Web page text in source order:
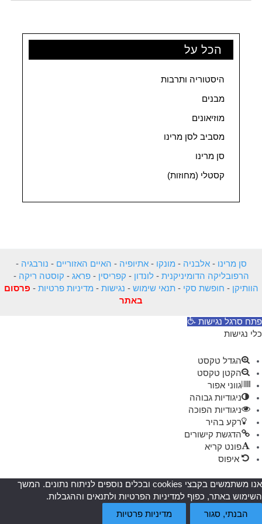
הכל על
היסטוריה ותרבות
מבנים
מוזיאונים
מסביב לסן מרינו
סן מרינו
קסטלי (מחוזות)
סן מרינו -אלבניה - מונקו -אתיופיה - האיים האזוריים - נורבגיה -
הרפובליקה הדומיניקנית -לונדון - קפריסין -פראג - קוסטה ריקה -
הוותיקן - חופשת סקי -תנאי שימוש - נגישות - מדיניות פרטיות - פרסום
באתר
פתח סרגל נגישות
כלי נגישות
הגדל טקסט
הקטן טקסט
גווני אפור
ניגודיות גבוהה
ניגודיות הפוכה
רקע בהיר
הדגשת קישורים
פונט קריא
איפוס
אנו משתמשים בקבצי cookies ובכלים נוספים לניתוח נתונים. המשך
השימוש באתר, כפוף למדיניות הפרטיות ולתנאים וההגבלות.
הבנתי, סגור
מדיניות פרטיות